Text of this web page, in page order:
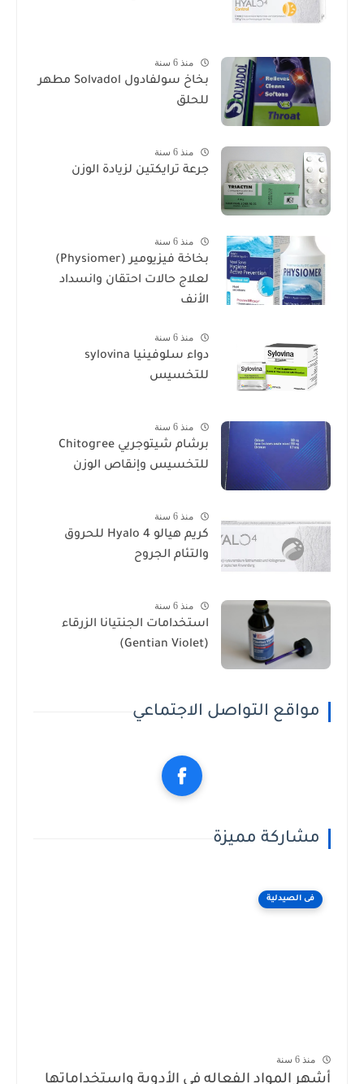
منذ 6 سنة
بخاخ سولفادول Solvadol مطهر
للحلق
منذ 6 سنة
جرعة ترايكتين لزيادة الوزن
منذ 6 سنة
بخاخة فيزيومير (Physiomer)
لعلاج حالات احتقان وانسداد
الأنف
منذ 6 سنة
دواء سلوفينيا sylovina
للتخسيس
منذ 6 سنة
برشام شيتوجريي Chitogree
للتخسيس وإنقاص الوزن
منذ 6 سنة
كريم هيالو 4 Hyalo للحروق
والتئام الجروح
منذ 6 سنة
استخدامات الجنتيانا الزرقاء
(Gentian Violet)
مواقع التواصل الاجتماعي
مشاركة مميزة
فى الصيدلية
منذ 6 سنة
أشهر المواد الفعاله فى الأدوية واستخداماتها